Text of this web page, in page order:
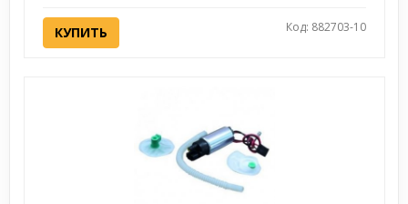
КУПИТЬ Код: 882703-10